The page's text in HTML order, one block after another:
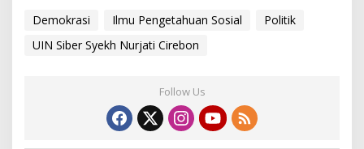
Demokrasi Ilmu Pengetahuan Sosial
Politik
UIN Siber Syekh Nurjati Cirebon
Follow Us